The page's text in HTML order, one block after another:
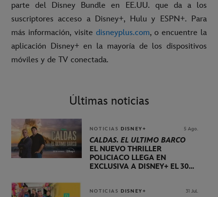
parte del Disney Bundle en EE.UU. que da a los
suscriptores acceso a Disney+, Hulu y ESPN+. Para
más información, visite disneyplus.com, o encuentre la
aplicación Disney+ en la mayoría de los dispositivos
móviles y de TV conectada.
Últimas noticias
NOTICIAS DISNEY+ 5 Ago.
CALDAS. EL ÚLTIMO BARCO
EL NUEVO THRILLER
POLICIACO LLEGA EN
EXCLUSIVA A DISNEY+ EL 30
NOTICIAS DISNEY+ 31 Jul.